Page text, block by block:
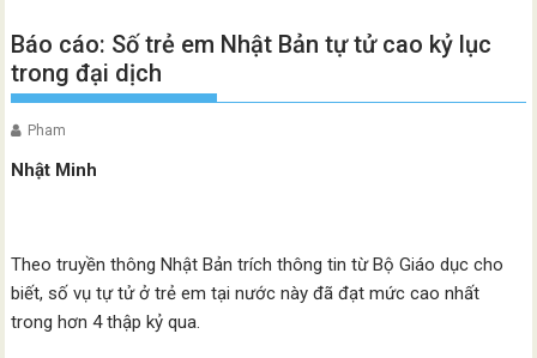
Báo cáo: Số trẻ em Nhật Bản tự tử cao kỷ lục
trong đại dịch
Pham
Nhật Minh
Theo truyền thông Nhật Bản trích thông tin từ Bộ Giáo dục cho
biết, số vụ tự tử ở trẻ em tại nước này đã đạt mức cao nhất
trong hơn 4 thập kỷ qua.